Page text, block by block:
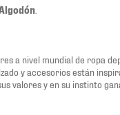
a nivel mundial de ropa
y accesorios están
valores y en su instinto